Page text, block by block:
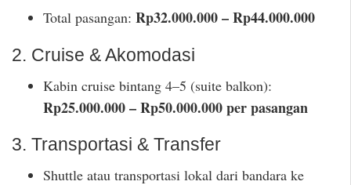
Total pasangan: Rp32.000.000 – Rp44.000.000
2. Cruise & Akomodasi
Kabin cruise bintang 4–5 (suite balkon):
Rp25.000.000 – Rp50.000.000 per pasangan
3. Transportasi & Transfer
Shuttle atau transportasi lokal dari bandara ke